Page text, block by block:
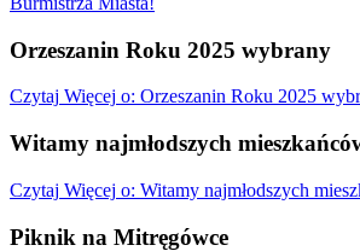
Orzeszanin Roku 2025 wybrany
Czytaj Więcej o: Orzeszanin Roku 2025
Witamy najmłodszych
Czytaj Więcej o: Witamy najmłodszych
Piknik na Mitręgówce